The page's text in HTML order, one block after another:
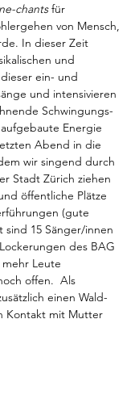
chants für
von Mensch,
In dieser Zeit
und
ein- und
und intensivieren
Schwingungs-
Energie
Abend in die
wir singend durch
Stadt Zürich ziehen
öffentliche Plätze
(gute
sind 15 Sänger/innen
des BAG
Leute
offen.  Als
einen Wald-
Kontakt mit Mutter